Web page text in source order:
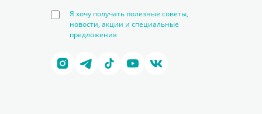
Я хочу получать полезные советы,
новости, акции и специальные
предложения